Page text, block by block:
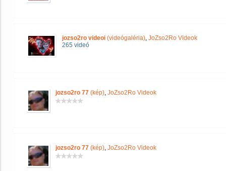
jozso2ro videoi (videógaléria), JoZso2Ro Videok
265 videó
jozso2ro 77 (kép), JoZso2Ro Videok
jozso2ro 77 (kép), JoZso2Ro Videok